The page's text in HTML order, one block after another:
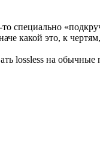
специально
какой это, к
lossless на